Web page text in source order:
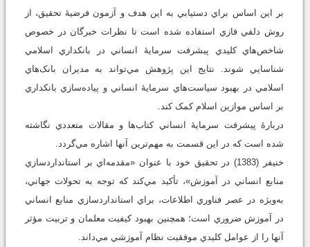
بر اين اساس براي دستيابي به اين هدف و آزمون فرضيۀ تحقيق، از
روش دلفي فازي استفاده شده است تا نظرات خبرگان در خصوص
شاخص‌هاي کليدي پيشرفت سرمايۀ انساني در بانکداري اسلامي
شناسايي شوند. نتايج اين پژوهش مي‌تواند به مديران بانک‌هاي
اسلامي در بهبود سياست‌هاي سرمايۀ انساني و پياده‌سازي بانکداري
بر اساس موازين اسلام کمک کند.
دربارۀ پيشرفت سرمايۀ انساني کتاب‌ها و مقالات متعددي نگاشته
شده است که در اين قسمت به مهم‌ترين آنها اشاره مي‌گردد.
خنيفر (1383) در تحقيق خود با عنوان «مقدمه‌اي بر استانداردسازي
منابع انساني در آموزش»، تأکيد مي‌کند که توجه به تحولات جهاني،
به‌ويژه در عصر فناوري اطلاعات، براي استانداردسازي منابع انساني
در آموزش ضروري است؛ همچنين بهبود کيفيت معلمان و تربيت مؤثر
آنها را از عوامل کليدي موفقيت نظام آموزشي مي‌داند.